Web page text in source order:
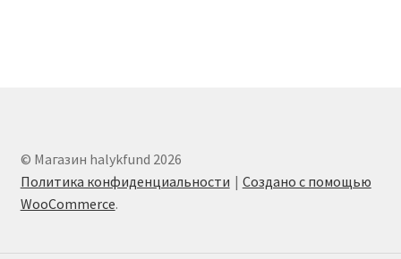
© Магазин halykfund 2026
Политика конфиденциальности
Создано с помощью
WooCommerce.